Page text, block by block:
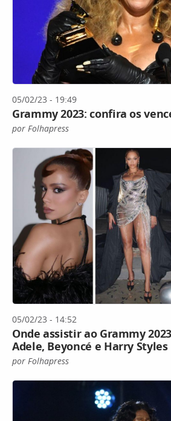
05/02/23 - 19:49
Grammy 2023: confira os
por Folhapress
05/02/23 - 14:52
Onde assistir ao Grammy
Adele, Beyoncé e Harry Styles
por Folhapress